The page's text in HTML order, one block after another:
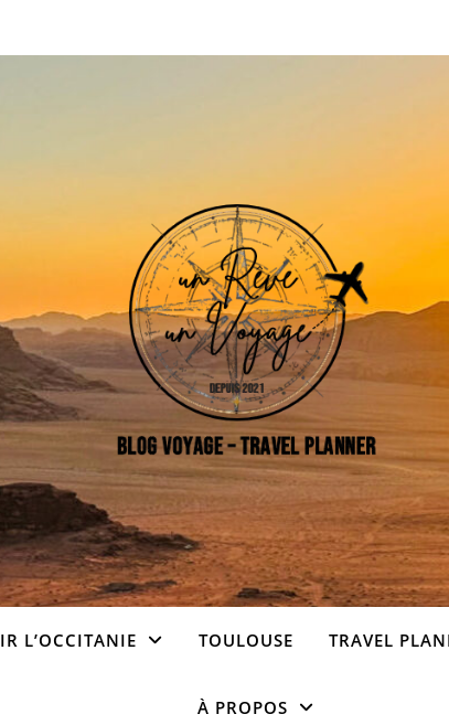
L’OCCITANIE TOULOUSE TRAVEL
À PROPOS